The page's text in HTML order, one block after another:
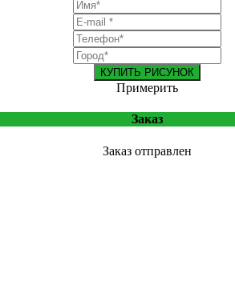
КУПИТЬ РИСУНОК
Примерить
Заказ
Заказ отправлен